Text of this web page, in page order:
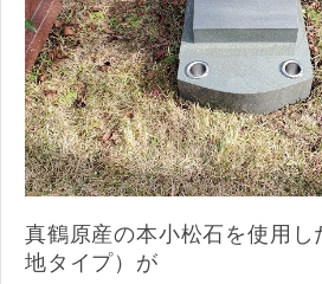
真鶴原産の本小松石を使用し
地タイプ）が